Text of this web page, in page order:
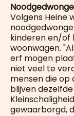
Volgens Heine
kinderen en/of
woonwagen.
erf mogen
niet veel te
mensen die op
blijven
gewaarborgd,